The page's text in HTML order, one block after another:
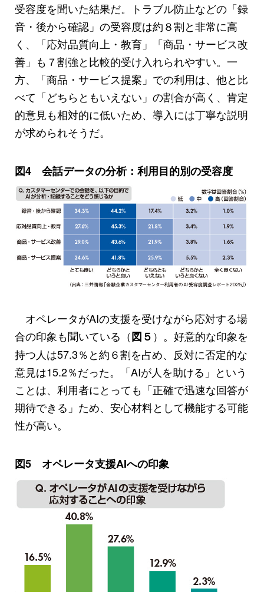
受容度を聞いた結果だ。トラブル防止などの「録
音・後から確認」の受容度は約８割と非常に高
く、「応対品質向上・教育」「商品・サービス改
善」も７割強と比較的受け入れられやすい。一
方、「商品・サービス提案」での利用は、他と比
べて「どちらともいえない」の割合が高く、肯定
的意見も相対的に低いため、導入には丁寧な説明
が求められそうだ。
図4 会話データの分析：利用目的別の受容度
オペレータがAIの支援を受けながら応対する場
合の印象も聞いている（図５ ）。好意的な印象を
持つ人は57.3％と約６割を占め、反対に否定的な
意見は15.2％だった。「AIが人を助ける」という
ことは、利用者にとっても「正確で迅速な回答が
期待できる」ため、安心材料として機能する可能
性が高い。
図5 オペレータ支援AIへの印象